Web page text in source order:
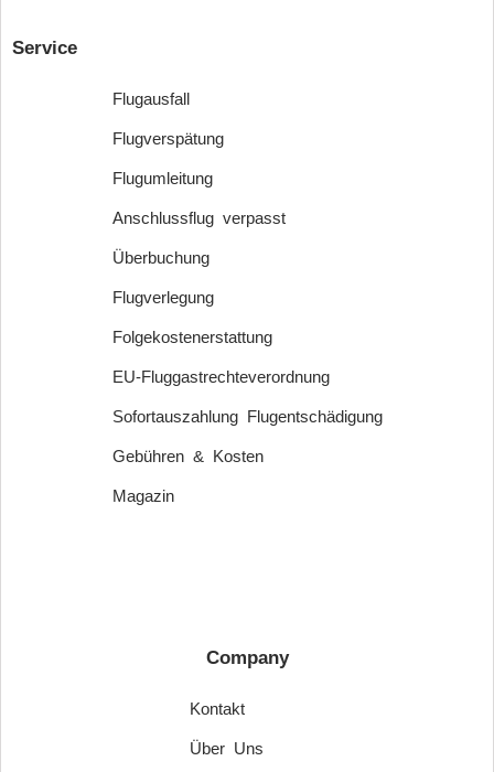
Service
Flugausfall
Flugverspätung
Flugumleitung
Anschlussflug verpasst
Überbuchung
Flugverlegung
Folgekostenerstattung
EU-Fluggastrechteverordnung
Sofortauszahlung Flugentschädigung
Gebühren & Kosten
Magazin
Company
Kontakt
Über Uns